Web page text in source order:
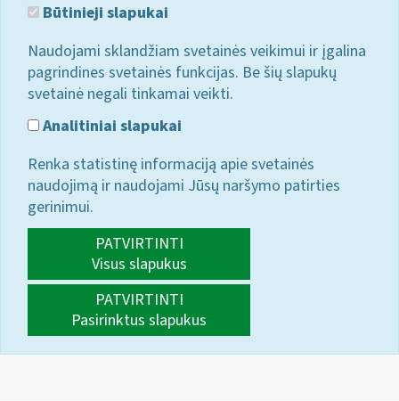
Būtinieji slapukai
Naudojami sklandžiam svetainės veikimui ir įgalina
pagrindines svetainės funkcijas. Be šių slapukų
svetainė negali tinkamai veikti.
Analitiniai slapukai
Renka statistinę informaciją apie svetainės
naudojimą ir naudojami Jūsų naršymo patirties
gerinimui.
PATVIRTINTI
Visus slapukus
PATVIRTINTI
Pasirinktus slapukus